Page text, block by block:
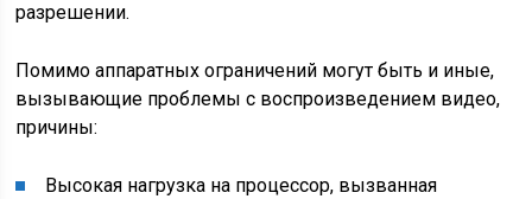
разрешении.
Помимо аппаратных ограничений могут быть и иные,
вызывающие проблемы с воспроизведением видео,
причины:
Высокая нагрузка на процессор, вызванная